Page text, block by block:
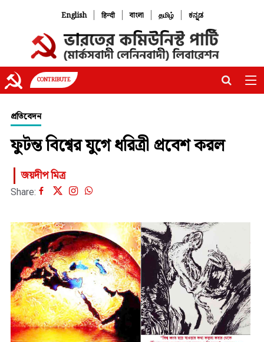
English | हिन्दी | বাংলা | தமிழ் | ಕನ್ನಡ
CONTRIBUTE
প্রতিবেদন
ফুটন্ত বিশ্বের যুগে ধরিত্রী প্রবেশ করল
জয়দীপ মিত্র
Share: